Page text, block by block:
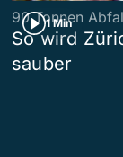
1 Min
90 Tonnen
So wird
sauber